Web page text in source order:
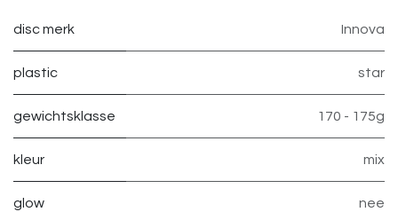
disc merk Innova
plastic star
gewichtsklasse 170 - 175g
kleur mix
glow nee